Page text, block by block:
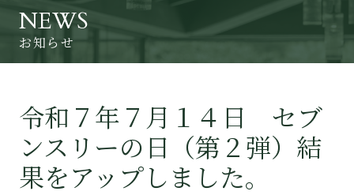
NEWS
お知らせ
令和７年７月１４日 セブ
ンスリーの日（第２弾）結
果をアップしました。